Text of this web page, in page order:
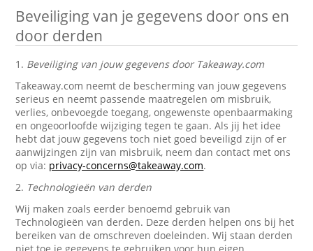
Beveiliging van je gegevens door ons en
door derden
1. Beveiliging van jouw gegevens door Takeaway.com
Takeaway.com neemt de bescherming van jouw gegevens
serieus en neemt passende maatregelen om misbruik,
verlies, onbevoegde toegang, ongewenste openbaarmaking
en ongeoorloofde wijziging tegen te gaan. Als jij het idee
hebt dat jouw gegevens toch niet goed beveiligd zijn of er
aanwijzingen zijn van misbruik, neem dan contact met ons
op via: privacy-concerns@takeaway.com.
2. Technologieën van derden
Wij maken zoals eerder benoemd gebruik van
Technologieën van derden. Deze derden helpen ons bij het
bereiken van de omschreven doeleinden. Wij staan derden